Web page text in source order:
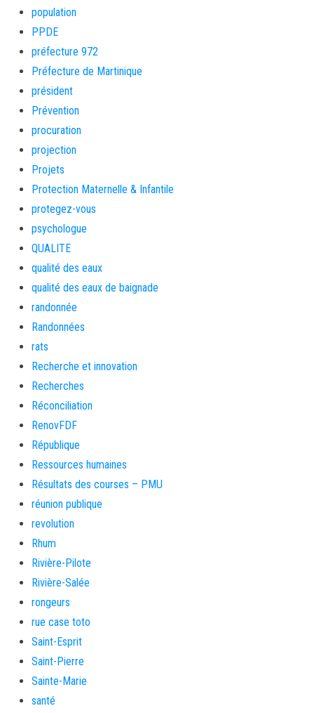
population
PPDE
préfecture 972
Préfecture de Martinique
président
Prévention
procuration
projection
Projets
Protection Maternelle & Infantile
protegez-vous
psychologue
QUALITE
qualité des eaux
qualité des eaux de baignade
randonnée
Randonnées
rats
Recherche et innovation
Recherches
Réconciliation
RenovFDF
République
Ressources humaines
Résultats des courses – PMU
réunion publique
revolution
Rhum
Rivière-Pilote
Rivière-Salée
rongeurs
rue case toto
Saint-Esprit
Saint-Pierre
Sainte-Marie
santé